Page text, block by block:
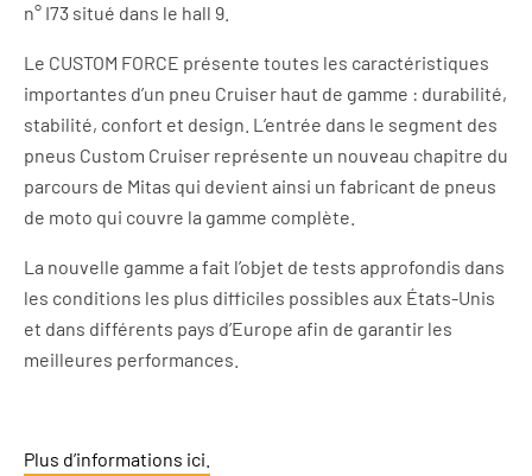
n° I73 situé dans le hall 9.
Le CUSTOM FORCE présente toutes les caractéristiques
importantes d’un pneu Cruiser haut de gamme : durabilité,
stabilité, confort et design. L’entrée dans le segment des
pneus Custom Cruiser représente un nouveau chapitre du
parcours de Mitas qui devient ainsi un fabricant de pneus
de moto qui couvre la gamme complète.
La nouvelle gamme a fait l’objet de tests approfondis dans
les conditions les plus difficiles possibles aux États-Unis
et dans différents pays d’Europe afin de garantir les
meilleures performances.
Plus d’informations ici.